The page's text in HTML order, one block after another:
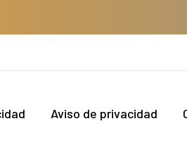
Aviso de privacidad